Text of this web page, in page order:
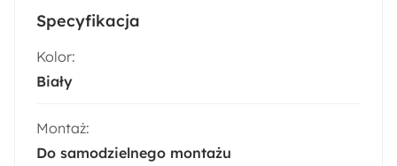
Specyfikacja
Kolor:
Biały
Montaż:
Do samodzielnego montażu